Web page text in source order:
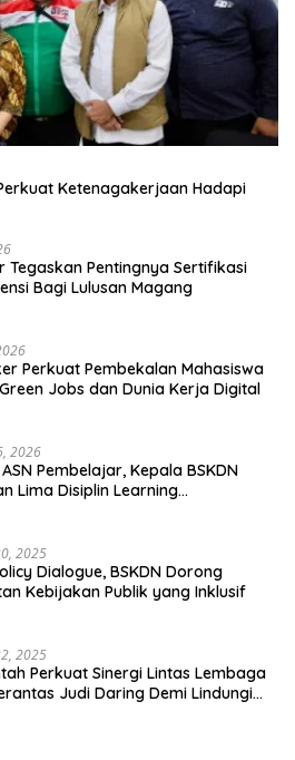
Ketenagakerjaan Hadapi
Tegaskan Pentingnya Sertifikasi
Bagi Lulusan Magang
Perkuat Pembekalan Mahasiswa
Jobs dan Dunia Kerja Digital
2026
Pembelajar, Kepala BSKDN
Lima Disiplin Learning
2025
Dialogue, BSKDN Dorong
Kebijakan Publik yang Inklusif
2025
Perkuat Sinergi Lintas Lembaga
Judi Daring Demi Lindungi